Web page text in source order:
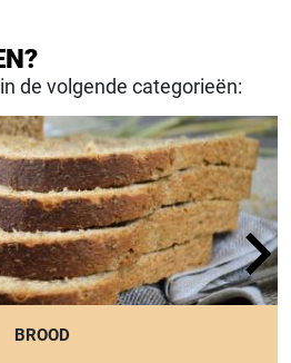
de volgende categorieën:
BROOD